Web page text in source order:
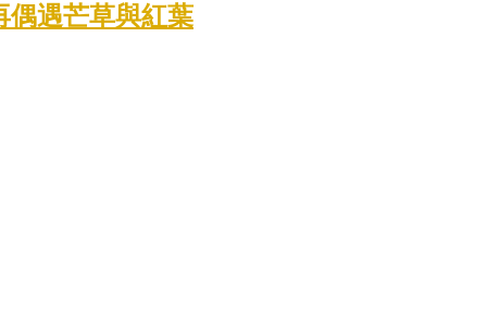
遇芒草與紅葉